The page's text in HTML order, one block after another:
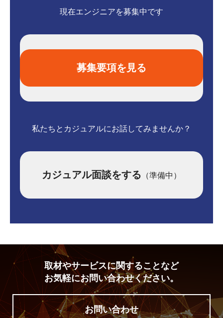
現在エンジニアを募集中です
募集要項を見る
私たちとカジュアルにお話してみませんか？
カジュアル面談をする （準備中）
取材やサービスに関することなど
お気軽にお問い合わせください。
お問い合わせ